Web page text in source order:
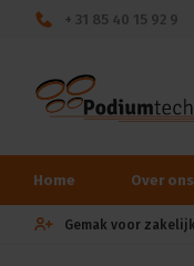
+ 31 85 40 15 92 9
Home Over ons
Gemak voor